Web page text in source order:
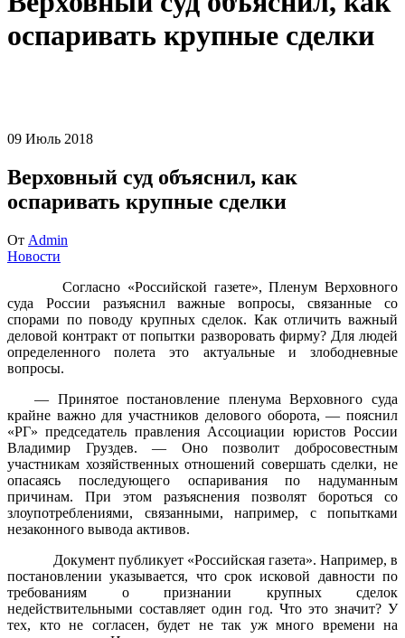
оспаривать крупные сделки
09 Июль 2018
Верховный суд объяснил, как
оспаривать крупные сделки
От Admin
Новости
Согласно «Российской газете», Пленум Верховного
суда России разъяснил важные вопросы, связанные со
спорами по поводу крупных сделок. Как отличить важный
деловой контракт от попытки разворовать фирму? Для людей
определенного полета это актуальные и злободневные
вопросы.
— Принятое постановление пленума Верховного суда
крайне важно для участников делового оборота, — пояснил
«РГ» председатель правления Ассоциации юристов России
Владимир Груздев. — Оно позволит добросовестным
участникам хозяйственных отношений совершать сделки, не
опасаясь последующего оспаривания по надуманным
причинам. При этом разъяснения позволят бороться со
злоупотреблениями, связанными, например, с попытками
незаконного вывода активов.
Документ публикует «Российская газета». Например, в
постановлении указывается, что срок исковой давности по
требованиям о признании крупных сделок
недействительными составляет один год. Что это значит? У
тех, кто не согласен, будет не так уж много времени на